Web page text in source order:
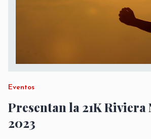
Eventos
Presentan la 21K
2023